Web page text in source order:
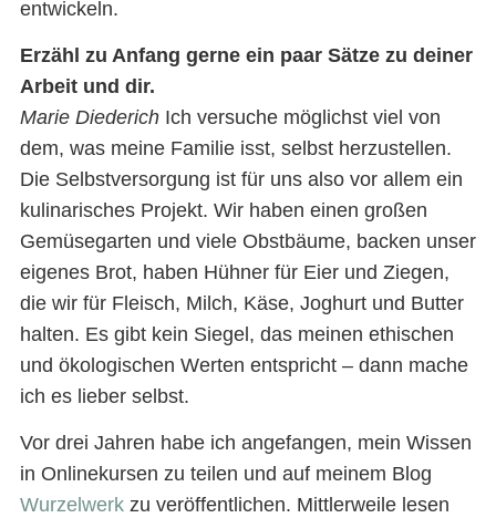
entwickeln.
Erzähl zu Anfang gerne ein paar Sätze zu deiner
Arbeit und dir.
Marie DiederichIch versuche möglichst viel von
dem, was meine Familie isst, selbst herzustellen.
Die Selbstversorgung ist für uns also vor allem ein
kulinarisches Projekt. Wir haben einen großen
Gemüsegarten und viele Obstbäume, backen unser
eigenes Brot, haben Hühner für Eier und Ziegen,
die wir für Fleisch, Milch, Käse, Joghurt und Butter
halten. Es gibt kein Siegel, das meinen ethischen
und ökologischen Werten entspricht – dann mache
ich es lieber selbst.
Vor drei Jahren habe ich angefangen, mein Wissen
in Onlinekursen zu teilen und auf meinem Blog
Wurzelwerkzu veröffentlichen. Mittlerweile lesen